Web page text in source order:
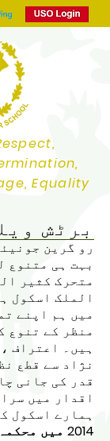
Equality
برٹش
رو گرین
بہت ہی متنوع
متحرک کثیر
الملک اسکول
میں ہم اپنے
منظر کے تنوع
ہیں۔ اعتراف
نژاد سے قطع
قدر کی جانی
اقدار میں
ہمارے اسکول
2014 میں